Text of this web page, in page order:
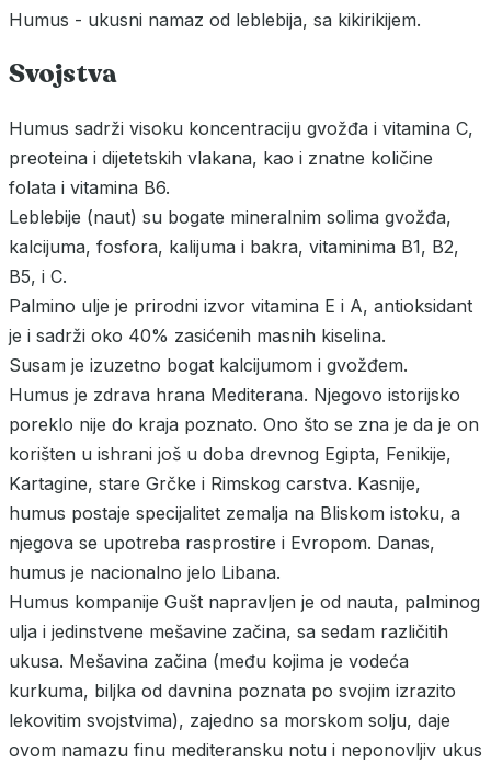
Humus - ukusni namaz od leblebija, sa kikirikijem.
Svojstva
Humus sadrži visoku koncentraciju gvožđa i vitamina C,
preoteina i dijetetskih vlakana, kao i znatne količine
folata i vitamina B6.
Leblebije (naut) su bogate mineralnim solima gvožđa,
kalcijuma, fosfora, kalijuma i bakra, vitaminima B1, B2,
B5, i C.
Palmino ulje je prirodni izvor vitamina E i A, antioksidant
je i sadrži oko 40% zasićenih masnih kiselina.
Susam je izuzetno bogat kalcijumom i gvožđem.
Humus je zdrava hrana Mediterana. Njegovo istorijsko
poreklo nije do kraja poznato. Ono što se zna je da je on
korišten u ishrani još u doba drevnog Egipta, Fenikije,
Kartagine, stare Grčke i Rimskog carstva. Kasnije,
humus postaje specijalitet zemalja na Bliskom istoku, a
njegova se upotreba rasprostire i Evropom. Danas,
humus je nacionalno jelo Libana.
Humus kompanije Gušt napravljen je od nauta, palminog
ulja i jedinstvene mešavine začina, sa sedam različitih
ukusa. Mešavina začina (među kojima je vodeća
kurkuma, biljka od davnina poznata po svojim izrazito
lekovitim svojstvima), zajedno sa morskom solju, daje
ovom namazu finu mediteransku notu i neponovljiv ukus